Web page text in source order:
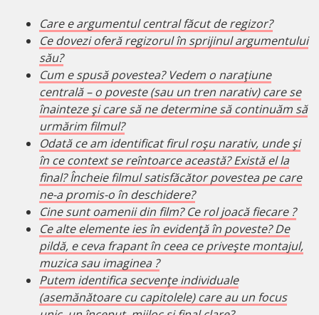
Care e argumentul central făcut de regizor?
Ce dovezi oferă regizorul în sprijinul argumentului
său?
Cum e spusă povestea? Vedem o naraţiune
centrală – o poveste (sau un tren narativ) care se
înainteze şi care să ne determine să continuăm să
urmărim filmul?
Odată ce am identificat firul roşu narativ, unde şi
în ce context se reîntoarce această? Există el la
final? Încheie filmul satisfăcător povestea pe care
ne-a promis-o în deschidere?
Cine sunt oamenii din film? Ce rol joacă fiecare ?
Ce alte elemente ies în evidenţă în poveste? De
pildă, e ceva frapant în ceea ce priveşte montajul,
muzica sau imaginea ?
Putem identifica secvenţe individuale
(asemănătoare cu capitolele) care au un focus